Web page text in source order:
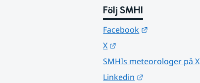
Följ SMHI
Facebook
X
SMHIs meteorologer på X
Linkedin